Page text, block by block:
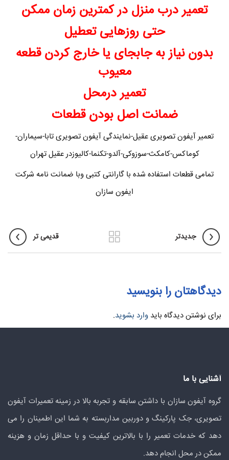
تعمیر درب منزل در کمترین زمان ممکن
حتی روزهایی تعطیل
بدون نیاز به جابجای یا خارج کردن قطعه
معیوب
تعمیر درمحل
ضمانت اصل بودن قطعات
تعمیر آیفون تصویری عقیل-نمایندگی آیفون تصویری تابا-سیماران-
کوماکس-کامکث-سوزوکی-آلدو-تکنما-کالیوزدر عقیل تهران
تمامی قطعات استفاده شده با گارانتی کتبی وبا ضمانت نامه شرکت
ایفون سازان
جدیدتر قدیمی تر
دیدگاهتان را بنویسید
برای نوشتن دیدگاه باید وارد بشوید.
آشنایی با ما
گروه آیفون سازان با داشتن سابقه و تجربه بالا در زمینه تعمیرات آیفون
تصویری، جک پارکینگ و دوربین مداربسته به شما این اطمینان را می
دهد که خدمات تعمیر را با بالاترین کیفیت و با حداقل زمان و هزینه
ممکن در محل انجام دهد.